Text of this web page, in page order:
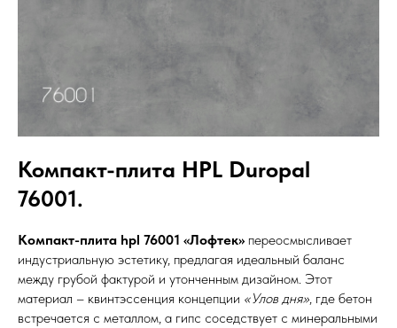
Компакт-плита HPL Duropal
76001.
Компакт-плита hpl 76001 «Лофтек» переосмысливает
индустриальную эстетику, предлагая идеальный баланс
между грубой фактурой и утонченным дизайном. Этот
материал – квинтэссенция концепции «Улов дня», где бетон
встречается с металлом, а гипс соседствует с минеральными